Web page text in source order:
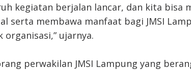
kegiatan berjalan lancar, dan kita bisa
serta membawa manfaat bagi JMSI
organisasi,” ujarnya.
perwakilan JMSI Lampung yang